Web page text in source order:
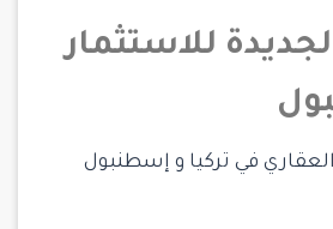
للاستثمار
في تركيا و إسطنبول